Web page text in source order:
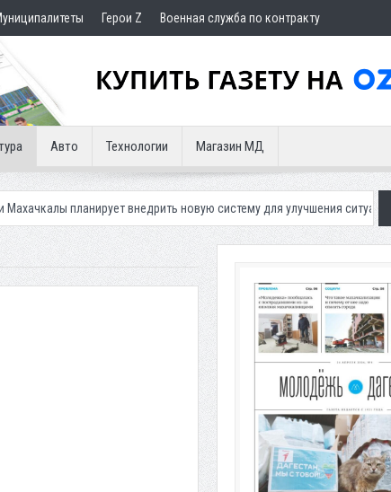
Герои Z Военная служба по контракту
Авто Технологии Магазин МД
внедрить новую систему для улучшения ситуации с парковками